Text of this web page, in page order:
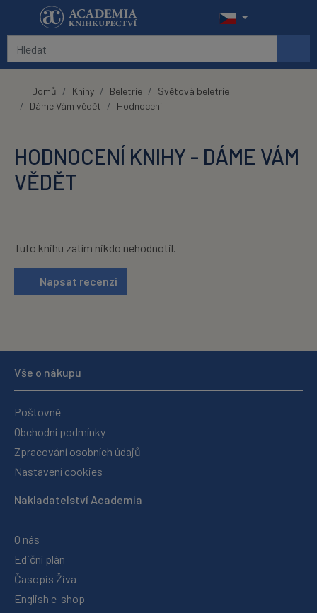
Přeskočit na hlavní obsah
Domů Knihy Beletrie
Světová beletrie
Dáme Vám vědět
Hodnocení
HODNOCENÍ KNIHY - DÁME VÁM
VĚDĚT
Tuto knihu zatím nikdo nehodnotil.
Napsat recenzi
Vše o nákupu
Poštovné
Obchodní podmínky
Zpracování osobních údajů
Nastavení cookies
Nakladatelství Academia
O nás
Ediční plán
Časopis Živa
English e-shop